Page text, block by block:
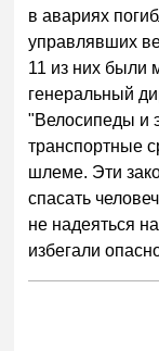
в авариях
управлявших
11 из них были
генеральный
"Велосипеды и
транспортные
шлеме. Эти
спасать
не надеяться
избегали